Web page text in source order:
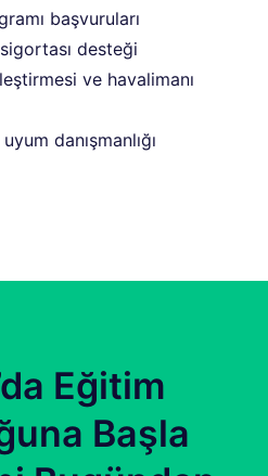
başvuruları
desteği
ve havalimanı
danışmanlığı
Eğitim
Başla